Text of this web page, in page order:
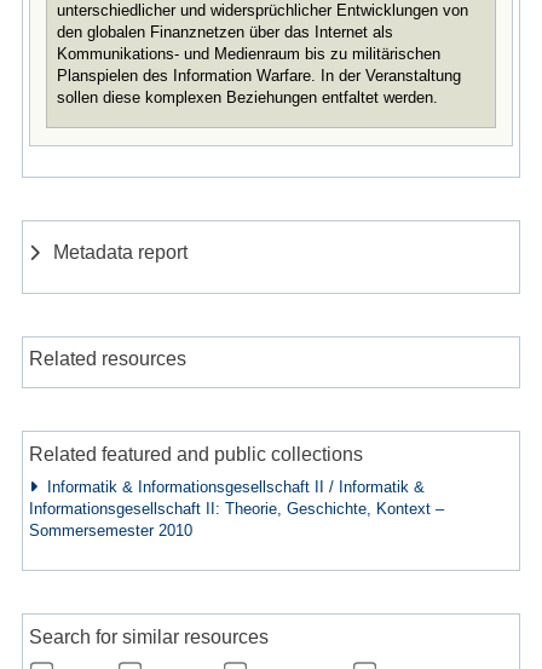
unterschiedlicher und widersprüchlicher Entwicklungen von
den globalen Finanznetzen über das Internet als
Kommunikations- und Medienraum bis zu militärischen
Planspielen des Information Warfare. In der Veranstaltung
sollen diese komplexen Beziehungen entfaltet werden.
Metadata report
Related resources
Related featured and public collections
Informatik & Informationsgesellschaft II / Informatik &
Informationsgesellschaft II: Theorie, Geschichte, Kontext –
Sommersemester 2010
Search for similar resources